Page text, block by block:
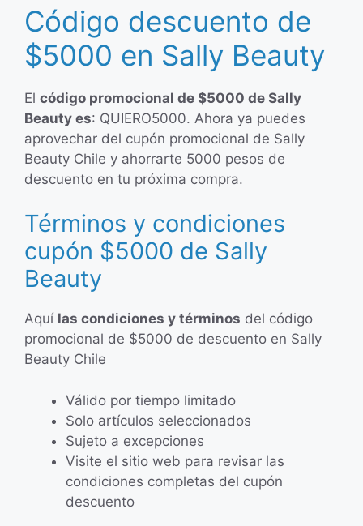
Código descuento de
$5000 en Sally Beauty
El código promocional de $5000 de Sally
Beauty es: QUIERO5000. Ahora ya puedes
aprovechar del cupón promocional de Sally
Beauty Chile y ahorrarte 5000 pesos de
descuento en tu próxima compra.
Términos y condiciones
cupón $5000 de Sally
Beauty
Aquí las condiciones y términos del código
promocional de $5000 de descuento en Sally
Beauty Chile
Válido por tiempo limitado
Solo artículos seleccionados
Sujeto a excepciones
Visite el sitio web para revisar las
condiciones completas del cupón
descuento